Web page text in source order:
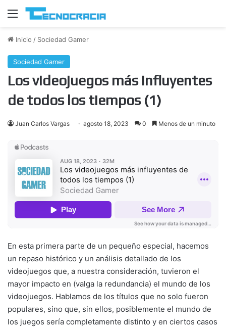
Menú
Inicio / Sociedad Gamer
Sociedad Gamer
Los videojuegos más influyentes
de todos los tiempos (1)
Juan Carlos Vargas agosto 18, 2023 0 Menos de un minuto
En esta primera parte de un pequeño especial, hacemos
un repaso histórico y un análisis detallado de los
videojuegos que, a nuestra consideración, tuvieron el
mayor impacto en (valga la redundancia) el mundo de los
videojuegos. Hablamos de los títulos que no solo fueron
populares, sino que, sin ellos, posiblemente el mundo de
los juegos sería completamente distinto y en ciertos casos